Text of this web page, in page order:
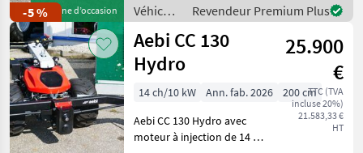
-5 %Machine d’occasion
Lame double, , Véhicules
agricoles à
Véhicules
agricoles
à
moteur /
Brielmaier
Revendeur Premium Plus
Aebi CC 130
Hydro
25.900
€
TTC (TVA
incluse 20%)
21.583,33 €
HT
14 ch/10 kW Ann. fab. 2026
200 cm
Aebi CC 130 Hydro avec
moteur à injection de 14 PS,